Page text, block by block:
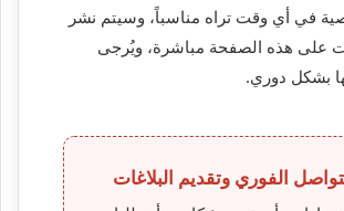
في أي وقت تراه مناسباً، وسيتم نشر
على هذه الصفحة مباشرة، ويُرجى
بشكل دوري.
الفوري وتقديم البلاغات